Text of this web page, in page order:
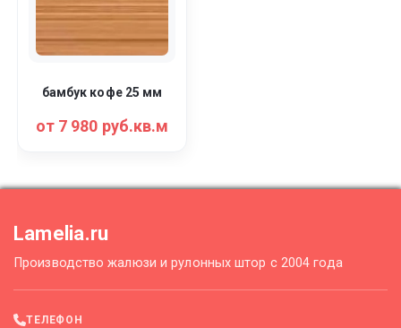
бамбук кофе 25 мм
от 7 980 руб.кв.м
Lamelia.ru
Производство жалюзи и рулонных штор с 2004 года
ТЕЛЕФОН